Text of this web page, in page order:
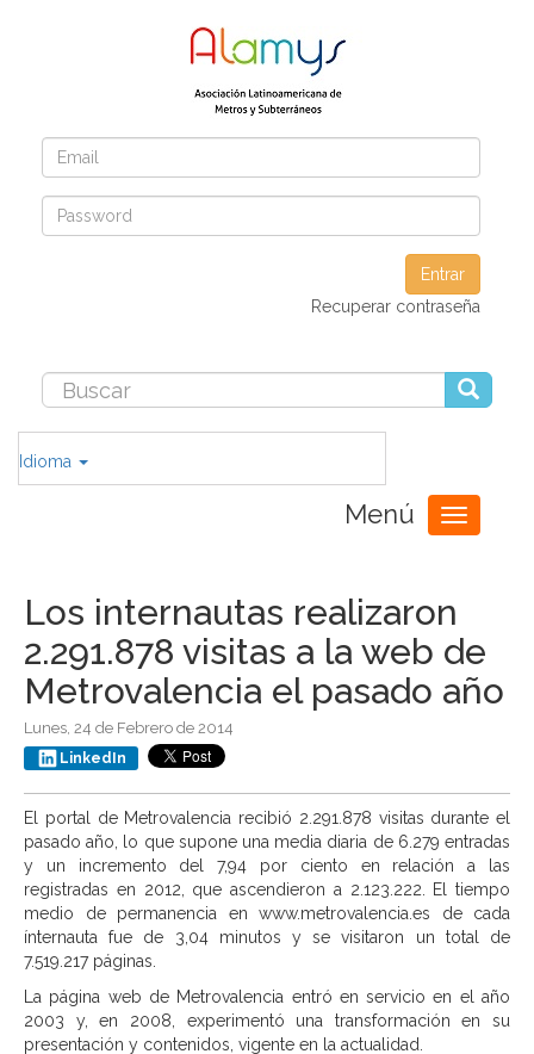
Entrar
Recuperar contraseña
Idioma
Menú
Toggle
navigation
Los internautas realizaron
2.291.878 visitas a la web de
Metrovalencia el pasado año
Lunes, 24 de Febrero de 2014
LinkedIn
El portal de Metrovalencia recibió 2.291.878 visitas durante el
pasado año, lo que supone una media diaria de 6.279 entradas
y un incremento del 7,94 por ciento en relación a las
registradas en 2012, que ascendieron a 2.123.222. El tiempo
medio de permanencia en www.metrovalencia.es de cada
ínternauta fue de 3,04 minutos y se visitaron un total de
7.519.217 páginas.
La página web de Metrovalencia entró en servicio en el año
2003 y, en 2008, experimentó una transformación en su
presentación y contenidos, vigente en la actualidad.